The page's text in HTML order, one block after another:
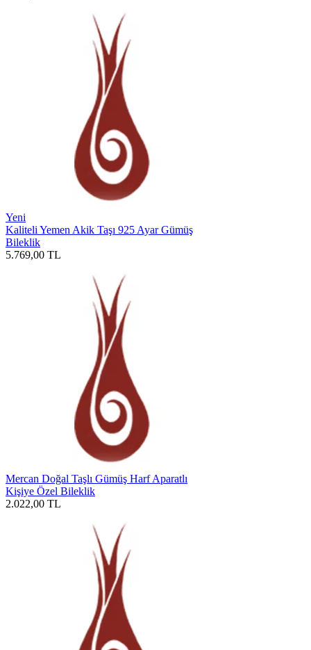
Yeni
Kaliteli Yemen Akik Taşı 925 Ayar Gümüş
Bileklik
5.769,00 TL
Mercan Doğal Taşlı Gümüş Harf Aparatlı
Kişiye Özel Bileklik
2.022,00 TL